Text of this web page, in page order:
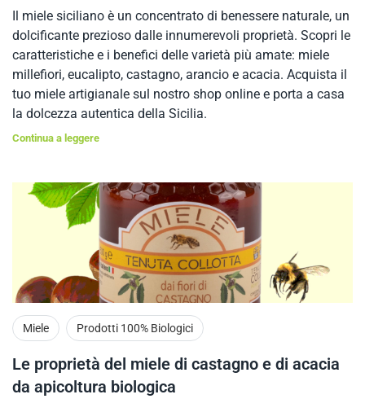
Il miele siciliano è un concentrato di benessere naturale, un
dolcificante prezioso dalle innumerevoli proprietà. Scopri le
caratteristiche e i benefici delle varietà più amate: miele
millefiori, eucalipto, castagno, arancio e acacia. Acquista il
tuo miele artigianale sul nostro shop online e porta a casa
la dolcezza autentica della Sicilia.
Continua a leggere
Miele Prodotti 100% Biologici
Le proprietà del miele di castagno e di acacia
da apicoltura biologica